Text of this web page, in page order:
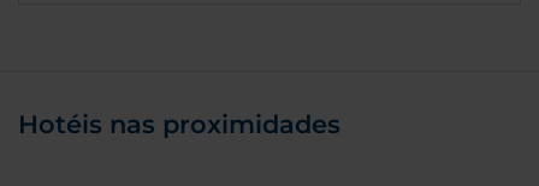
Hotéis nas proximidades